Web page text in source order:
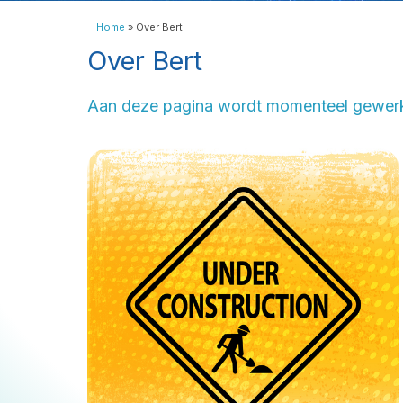
Home » Over Bert
Over Bert
Aan deze pagina wordt momenteel